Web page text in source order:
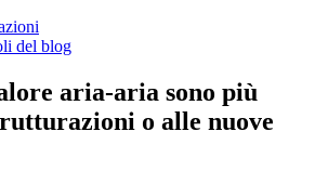
del blog
aria-aria sono più
o alle nuove